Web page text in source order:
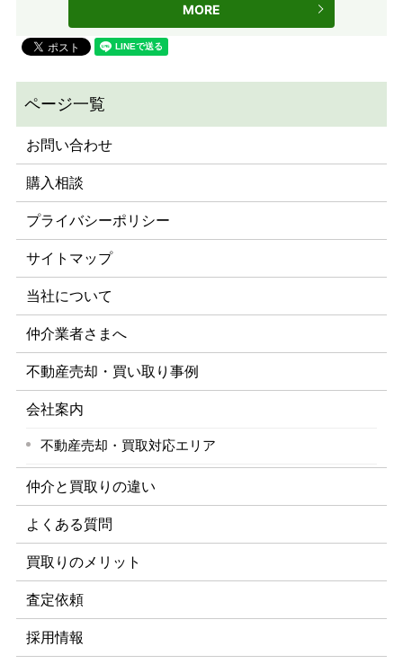
MORE
お問い合わせ
購入相談
プライバシーポリシー
サイトマップ
当社について
仲介業者さまへ
不動産売却・買い取り事例
会社案内
不動産売却・買取対応エリア
仲介と買取りの違い
よくある質問
買取りのメリット
査定依頼
採用情報